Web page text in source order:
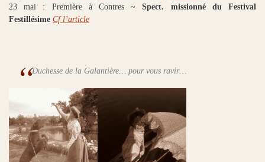
23 mai : Première à Contres ~Spect. missionné duFestival
Festillésime Cf l’article
Duchesse de la Galantière… pour vous ravir…